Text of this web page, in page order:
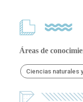
Áreas de
Ciencias naturales